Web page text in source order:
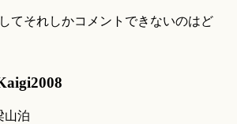
てそれしかコメントできないのはど
山泊